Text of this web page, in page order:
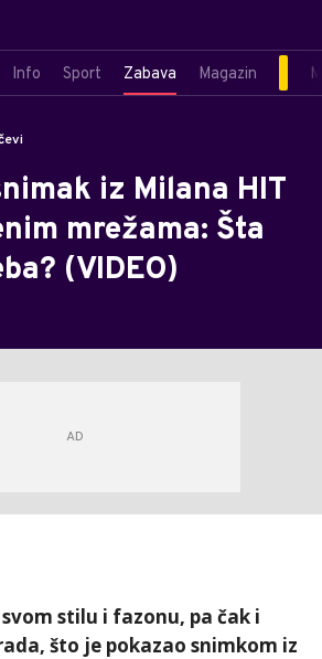
Info Sport Zabava Magazin
iz Milana HIT
mrežama: Šta
(VIDEO)
stilu i fazonu, pa čak i
što je pokazao snimkom iz